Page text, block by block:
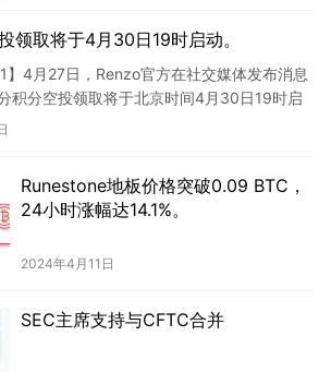
领取将于4月30日19时启动。
4月27日，Renzo官方在社交媒体发布消息
积分空投领取将于北京时间4月30日19时启
时开启。用户将有…
Runestone地板价格突破0.09 BTC，
24小时涨幅达14.1%。
2024年4月11日
SEC主席支持与CFTC合并